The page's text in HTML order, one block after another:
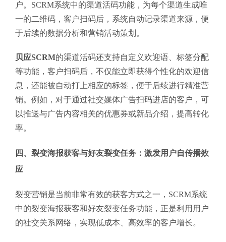
户。SCRM系统中的渠道活码功能，为每个渠道生成唯
一的二维码，客户扫码后，系统自动记录渠道来源，便
于后续的数据分析和营销活动策划。
贝应SCRM的渠道活码还支持自定义欢迎语、标签分配
等功能，客户扫码后，不仅能立即获得个性化的欢迎信
息，还能被自动打上相应的标签，便于后续进行精准营
销。例如，对于通过社交媒体广告扫码进店的客户，可
以推送与广告内容相关的优惠券或新品介绍，提高转化
率。
四、裂变海报获客与好友裂变任务：激发用户自传播效
应
裂变营销是当前非常有效的获客方式之一，SCRM系统
中的裂变海报获客和好友裂变任务功能，正是利用用户
的社交关系网络，实现低成本、高效率的客户增长。